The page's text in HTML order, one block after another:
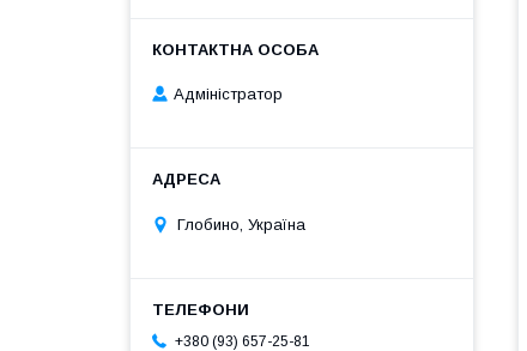
Адміністратор
Глобино, Україна
+380 (93) 657-25-81